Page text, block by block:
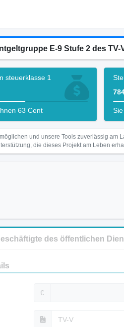
E-9 Stufe 2 des
steuerklasse 1
63 Cent
und unsere Tools zuverlässig am
die dieses Projekt am Leben
des öffentlichen
€